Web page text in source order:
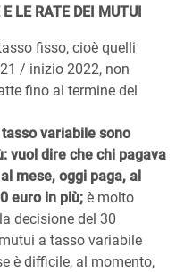
LE RATE DEI MUTUI
fisso, cioè quelli
/ inizio 2022, non
fino al termine del
variabile sono
vuol dire che chi pagava
mese, oggi paga, al
euro in più; è molto
decisione del 30
a tasso variabile
è difficile, al momento,